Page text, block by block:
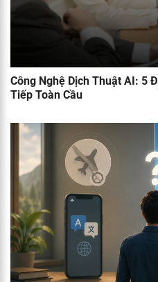
Công Nghệ Dịch Thuật AI: 5
Tiếp Toàn Cầu